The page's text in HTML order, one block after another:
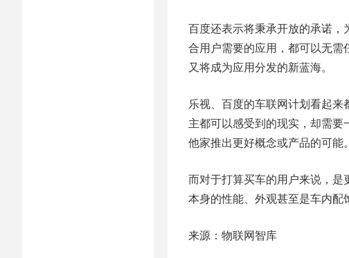
百度还表示将秉承开放的承诺
合用户需要的应用，都可以无
又将成为应用分发的新蓝海。
乐视、百度的车联网计划看起
主都可以感受到的现实，却需
他家推出更好概念或产品的可能。
而对于打算买车的用户来说，
本身的性能、外观甚至是车内配
来源：物联网智库